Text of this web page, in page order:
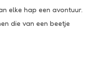
elke hap een avontuur.
die van een beetje